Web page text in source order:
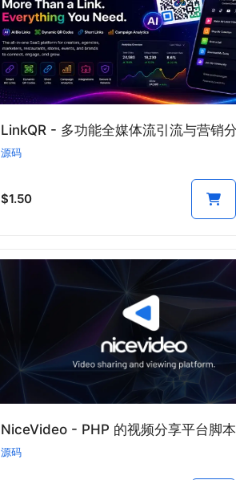
源码
$1.50
NiceVideo - PHP 的视频分享平台脚本
源码